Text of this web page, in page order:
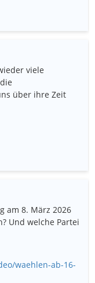
viele
über ihre Zeit
am 8. März 2026
Und welche Partei
waehlen-ab-16-